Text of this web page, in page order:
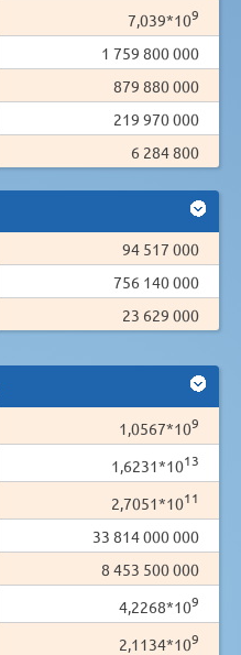
7,039*109
1 759 800 000
879 880 000
219 970 000
6 284 800
94 517 000
756 140 000
23 629 000
1,0567*109
1,6231*1013
2,7051*1011
33 814 000 000
8 453 500 000
4,2268*109
2,1134*109